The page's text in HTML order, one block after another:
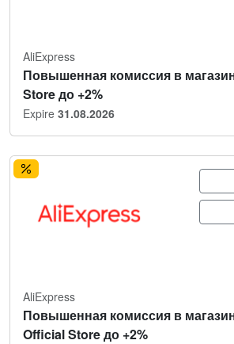
AliExpress
Повышенная комиссия в
Store до +2%
Expire 31.08.2026
AliExpress
Повышенная комиссия в
Official Store до +2%